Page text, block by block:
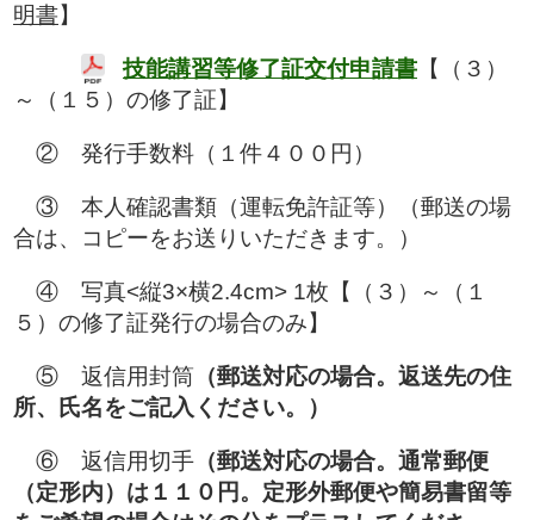
明書】
技能講習等修了証交付申請書 【（３）
～（１５）の修了証】
② 発行手数料（１件４００円）
③ 本人確認書類（運転免許証等）（郵送の場
合は、コピーをお送りいただきます。）
④ 写真<縦3×横2.4cm> 1枚【（３）～（１
５）の修了証発行の場合のみ】
⑤ 返信用封筒 （郵送対応の場合。返送先の住
所、氏名をご記入ください。）
⑥ 返信用切手 （郵送対応の場合。通常郵便
（定形内）は１１０円。定形外郵便や簡易書留等